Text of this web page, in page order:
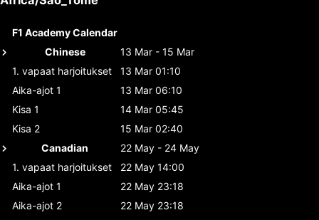
F1 Academy Calendar
Chinese
13 Mar - 15 Mar
1. vapaat harjoitukset
13 Mar 01:10
Aika-ajot 1
13 Mar 06:10
Kisa 1
14 Mar 05:45
Kisa 2
15 Mar 02:40
Canadian
22 May - 24 May
1. vapaat harjoitukset
22 May 14:00
Aika-ajot 1
22 May 23:18
Aika-ajot 2
22 May 23:18